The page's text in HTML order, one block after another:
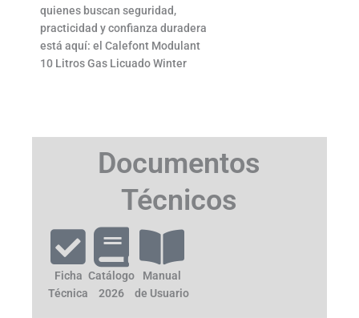
quienes buscan seguridad,
practicidad y confianza duradera
está aquí: el Calefont Modulant
10 Litros Gas Licuado Winter
Documentos
Técnicos
Ficha
Técnica
Catálogo
2026
Manual
de Usuario